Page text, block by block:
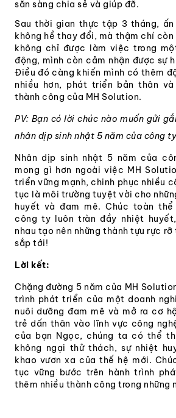
sẵn sàng chia sẻ và giúp đỡ.
Sau thời gian thực tập 3 tháng,
không hề thay đổi, mà thậm chí còn
không chỉ được làm việc trong
động, mình còn cảm nhận được sự
Điều đó càng khiến mình có thêm
nhiều hơn, phát triển bản thân
thành công của MH Solution.
PV: Bạn có lời chúc nào muốn gửi
nhân dịp sinh nhật 5 năm của công
Nhân dịp sinh nhật 5 năm của
mong gì hơn ngoài việc MH
triển vững mạnh, chinh phục nhiều
tục là môi trường tuyệt vời cho
huyết và đam mê. Chúc toàn
công ty luôn tràn đầy nhiệt
nhau tạo nên những thành tựu rực
sắp tới!
Lời kết:
Chặng đường 5 năm của MH
trình phát triển của một doanh
nuôi dưỡng đam mê và mở ra cơ
trẻ dấn thân vào lĩnh vực công
của bạn Ngọc, chúng ta có thể
không ngại thử thách, sự nhiệt
khao vươn xa của thế hệ mới.
tục vững bước trên hành trình
thêm nhiều thành công trong những